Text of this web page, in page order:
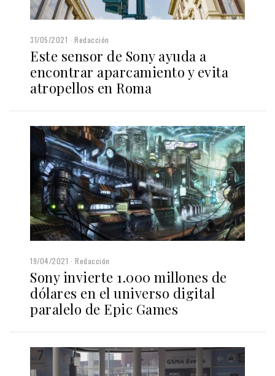
31/05/2021 Redacción
Este sensor de Sony ayuda a
encontrar aparcamiento y evita
atropellos en Roma
19/04/2021 Redacción
Sony invierte 1.000 millones de
dólares en el universo digital
paralelo de Epic Games